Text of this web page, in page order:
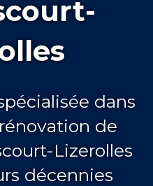
dans
de
Lizerolles
décennies